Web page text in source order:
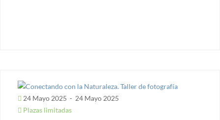
24 Mayo 2025 - 24 Mayo 2025
Plazas limitadas